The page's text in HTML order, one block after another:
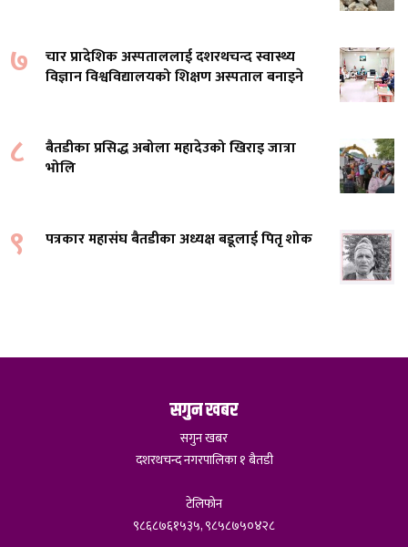
७
चार प्रादेशिक अस्पताललाई दशरथचन्द स्वास्थ्य
विज्ञान विश्वविद्यालयको शिक्षण अस्पताल बनाइने
८
बैतडीका प्रसिद्ध अबोला महादेउको खिराइ जात्रा
भोलि
९ पत्रकार महासंघ बैतडीका अध्यक्ष बडूलाई पितृ शोक
सगुन खबर
सगुन खबर
दशरथचन्द नगरपालिका १ बैतडी
टेलिफोन
९८६८७६१५३५, ९८५८७५०४२८